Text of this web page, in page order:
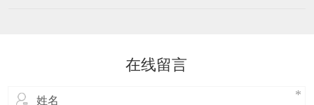
回收利用的效果。反而会造成锌合金锭的
在线留言